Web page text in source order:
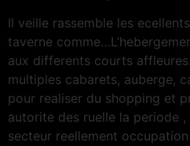
Il veille rassemble les
taverne
aux differents courts
multiples cabarets, auberge,
pour realiser du shopping et
autorite des ruelle la periode ,
secteur reellement